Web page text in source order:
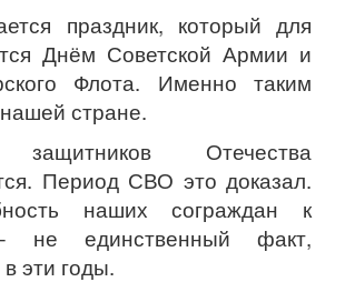
праздник, который для
Днём Советской Армии и
Флота. Именно таким
стране.
защитников Отечества
Период СВО это доказал.
наших сограждан к
не единственный факт,
эти годы.